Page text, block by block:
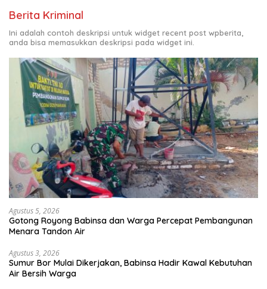
Berita Kriminal
Ini adalah contoh deskripsi untuk widget recent post wpberita,
anda bisa memasukkan deskripsi pada widget ini.
Agustus 5, 2026
Gotong Royong Babinsa dan Warga Percepat Pembangunan
Menara Tandon Air
Agustus 3, 2026
Sumur Bor Mulai Dikerjakan, Babinsa Hadir Kawal Kebutuhan
Air Bersih Warga